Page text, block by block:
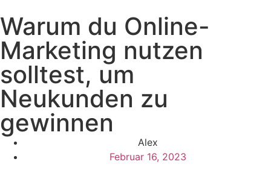
Warum du Online-
Marketing nutzen
solltest, um
Neukunden zu
gewinnen
Alex
Februar 16, 2023